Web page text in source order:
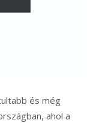
és még
ahol a